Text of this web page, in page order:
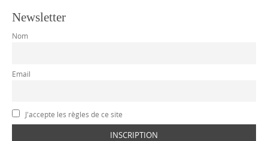
Newsletter
Nom
Email
J'accepte les règles de ce site